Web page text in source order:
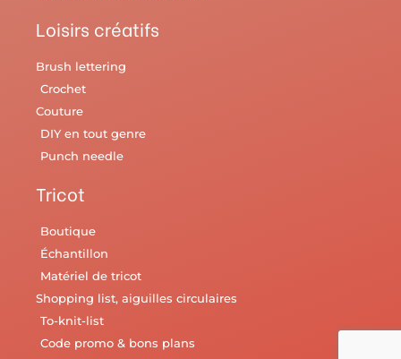
Loisirs créatifs
Brush lettering
Crochet
Couture
DIY en tout genre
Punch needle
Tricot
Boutique
Échantillon
Matériel de tricot
Shopping list, aiguilles circulaires
To-knit-list
Code promo & bons plans